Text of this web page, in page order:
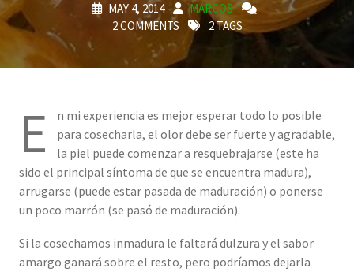
MAY 4, 2014
MARCOS
2 COMMENTS
2 TAGS
E
n mi experiencia es mejor esperar todo lo posible
para cosecharla, el olor debe ser fuerte y agradable,
la piel puede comenzar a resquebrajarse (este ha
sido el principal síntoma de que se encuentra madura),
arrugarse (puede estar pasada de maduración) o ponerse
un poco marrón (se pasó de maduración).
Si la cosechamos inmadura le faltará dulzura y el sabor
amargo ganará sobre el resto, pero podríamos dejarla